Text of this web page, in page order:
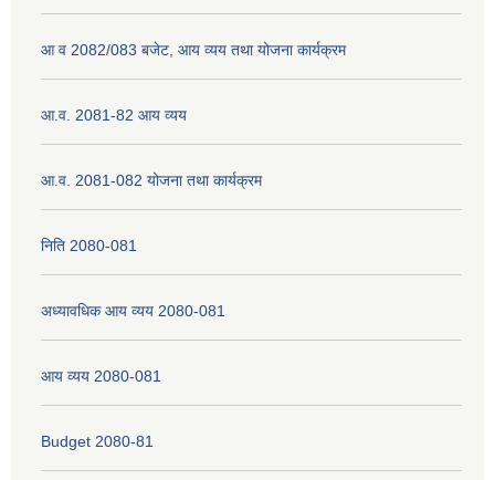
आ व 2082/083 बजेट, आय व्यय तथा योजना कार्यक्रम
आ.व. 2081-82 आय व्यय
आ.व. 2081-082 योजना तथा कार्यक्रम
निति 2080-081
अध्यावधिक आय व्यय 2080-081
आय व्यय 2080-081
Budget 2080-81